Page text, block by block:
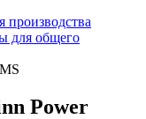
производства
для общего
Power